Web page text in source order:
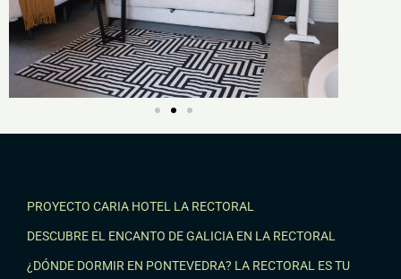
PROYECTO CARIA HOTEL LA RECTORAL
DESCUBRE EL ENCANTO DE GALICIA EN LA RECTORAL
¿DÓNDE DORMIR EN PONTEVEDRA? LA RECTORAL ES TU